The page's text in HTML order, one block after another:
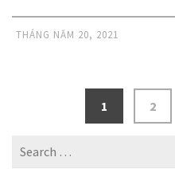
THÁNG NĂM 20, 2021
1 2
Search